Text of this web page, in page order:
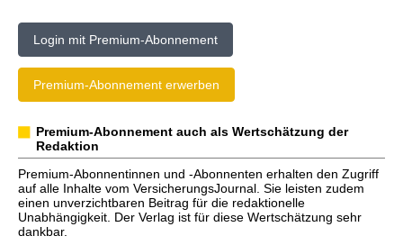
Login mit Premium-Abonnement
Premium-Abonnement erwerben
Premium-Abonnement auch als Wertschätzung der
Redaktion
Premium-Abonnentinnen und -Abonnenten erhalten den Zugriff
auf alle Inhalte vom VersicherungsJournal. Sie leisten zudem
einen unverzichtbaren Beitrag für die redaktionelle
Unabhängigkeit. Der Verlag ist für diese Wertschätzung sehr
dankbar.